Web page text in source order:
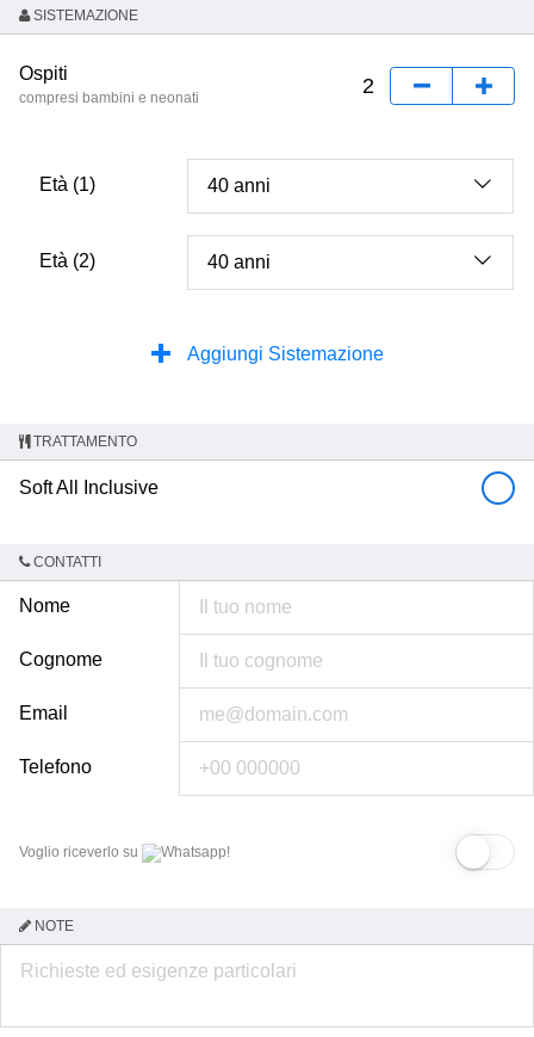
SISTEMAZIONE
Ospiti
compresi bambini e neonati
Età (1)
Età (2)
Aggiungi Sistemazione
TRATTAMENTO
Soft All Inclusive
CONTATTI
Nome
Cognome
Email
Telefono
Voglio riceverlo su Whatsapp!
NOTE